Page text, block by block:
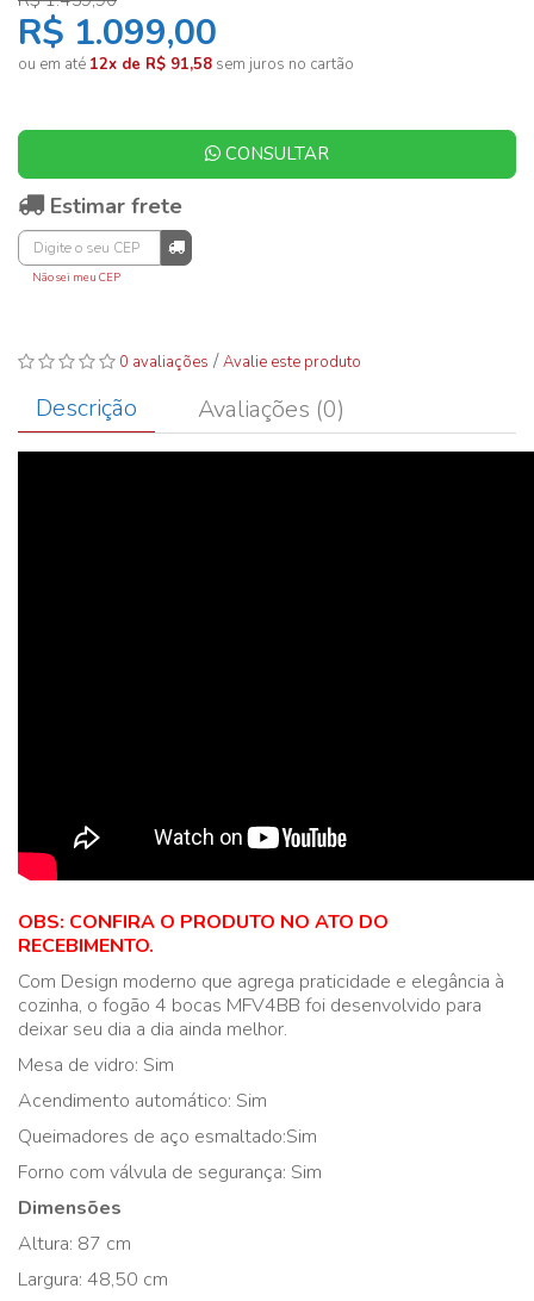
R$ 1.099,00
ou em até 12x de R$ 91,58 sem juros no cartão
CONSULTAR
Estimar frete
Não sei meu CEP
0 avaliações /Avalie este produto
Descrição Avaliações (0)
OBS: CONFIRA O PRODUTO NO ATO DO
RECEBIMENTO.
Com Design moderno que agrega praticidade e elegância à
cozinha, o fogão 4 bocas MFV4BB foi desenvolvido para
deixar seu dia a dia ainda melhor.
Mesa de vidro: Sim
Acendimento automático: Sim
Queimadores de aço esmaltado:Sim
Forno com válvula de segurança: Sim
Dimensões
Altura: 87 cm
Largura: 48,50 cm